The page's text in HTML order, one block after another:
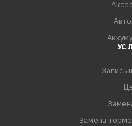
Запись
Замена